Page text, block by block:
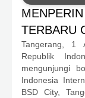
TERBARU
CSH
2026
Tangerang, 1
Republik
mengunjungi
Indonesia
BSD City,